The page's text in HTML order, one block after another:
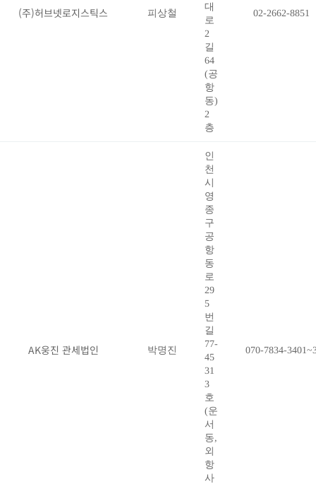
(주)허브넷로지스틱스 피상철
대
로
2
길
64
(공
항
동)
2
층
02-2662-8851
AK웅진 관세법인 박명진
인
천
시
영
종
구
공
항
동
로
29
5
번
길
77-
45
31
3
호
(운
서
동,
외
항
사
070-7834-